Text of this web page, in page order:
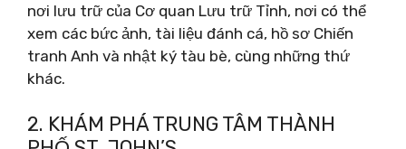
nơi lưu trữ của Cơ quan Lưu trữ Tỉnh, nơi có thể
xem các bức ảnh, tài liệu đánh cá, hồ sơ Chiến
tranh Anh và nhật ký tàu bè, cùng những thứ
khác.
2. KHÁM PHÁ TRUNG TÂM THÀNH